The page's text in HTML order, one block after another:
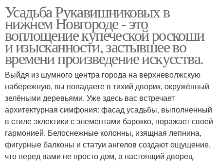
Усадьба Рукавишниковых в
нижнем Новгороде - это
воплощение купеческой роскоши
и изысканности, застывшее во
времени произведение искусства.
Выйдя из шумного центра города на верхневолжскую
набережную, вы попадаете в тихий дворик, окружённый
зелёными деревьями. Уже здесь вас встречает
архитектурная симфония: фасад усадьбы, выполненный
в стиле эклектики с элементами барокко, поражает своей
гармонией. Белоснежные колонны, изящная лепнина,
фигурные балконы и статуи ангелов создают ощущение,
что перед вами не просто дом, а настоящий дворец.